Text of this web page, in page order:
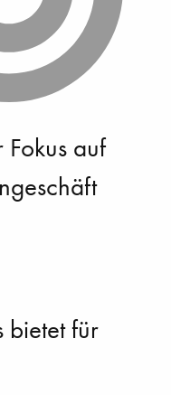
Fokus auf
bietet für